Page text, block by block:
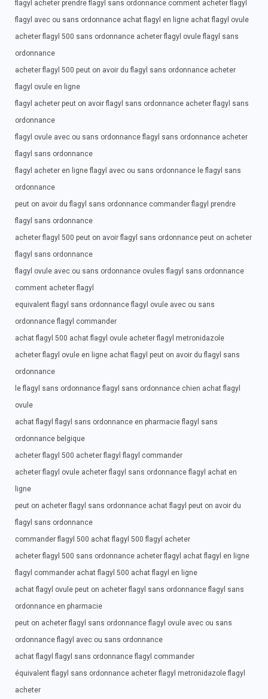
flagyl acheter prendre flagyl sans ordonnance comment acheter flagyl
flagyl avec ou sans ordonnance achat flagyl en ligne achat flagyl ovule
acheter flagyl 500 sans ordonnance acheter flagyl ovule flagyl sans
ordonnance
acheter flagyl 500 peut on avoir du flagyl sans ordonnance acheter
flagyl ovule en ligne
flagyl acheter peut on avoir flagyl sans ordonnance acheter flagyl sans
ordonnance
flagyl ovule avec ou sans ordonnance flagyl sans ordonnance acheter
flagyl sans ordonnance
flagyl acheter en ligne flagyl avec ou sans ordonnance le flagyl sans
ordonnance
peut on avoir du flagyl sans ordonnance commander flagyl prendre
flagyl sans ordonnance
acheter flagyl 500 peut on avoir flagyl sans ordonnance peut on acheter
flagyl sans ordonnance
flagyl ovule avec ou sans ordonnance ovules flagyl sans ordonnance
comment acheter flagyl
equivalent flagyl sans ordonnance flagyl ovule avec ou sans
ordonnance flagyl commander
achat flagyl 500 achat flagyl ovule acheter flagyl metronidazole
acheter flagyl ovule en ligne achat flagyl peut on avoir du flagyl sans
ordonnance
le flagyl sans ordonnance flagyl sans ordonnance chien achat flagyl
ovule
achat flagyl flagyl sans ordonnance en pharmacie flagyl sans
ordonnance belgique
acheter flagyl 500 acheter flagyl flagyl commander
acheter flagyl ovule acheter flagyl sans ordonnance flagyl achat en
ligne
peut on acheter flagyl sans ordonnance achat flagyl peut on avoir du
flagyl sans ordonnance
commander flagyl 500 achat flagyl 500 flagyl acheter
acheter flagyl 500 sans ordonnance acheter flagyl achat flagyl en ligne
flagyl commander achat flagyl 500 achat flagyl en ligne
achat flagyl ovule peut on acheter flagyl sans ordonnance flagyl sans
ordonnance en pharmacie
peut on acheter flagyl sans ordonnance flagyl ovule avec ou sans
ordonnance flagyl avec ou sans ordonnance
achat flagyl flagyl sans ordonnance flagyl commander
équivalent flagyl sans ordonnance acheter flagyl metronidazole flagyl
acheter